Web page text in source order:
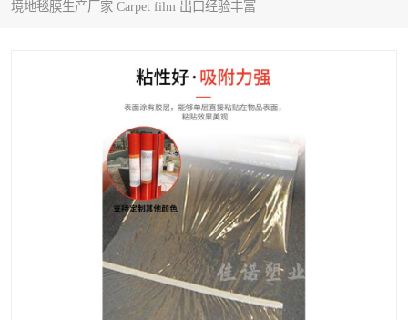
境地毯膜生产厂家 Carpet film 出口经验丰富
pe保护膜 包装膜
透明保护膜
乳白保护膜
纯黑保护膜
彩钢板保护膜
不绣钢板保护膜 两边上胶保护膜